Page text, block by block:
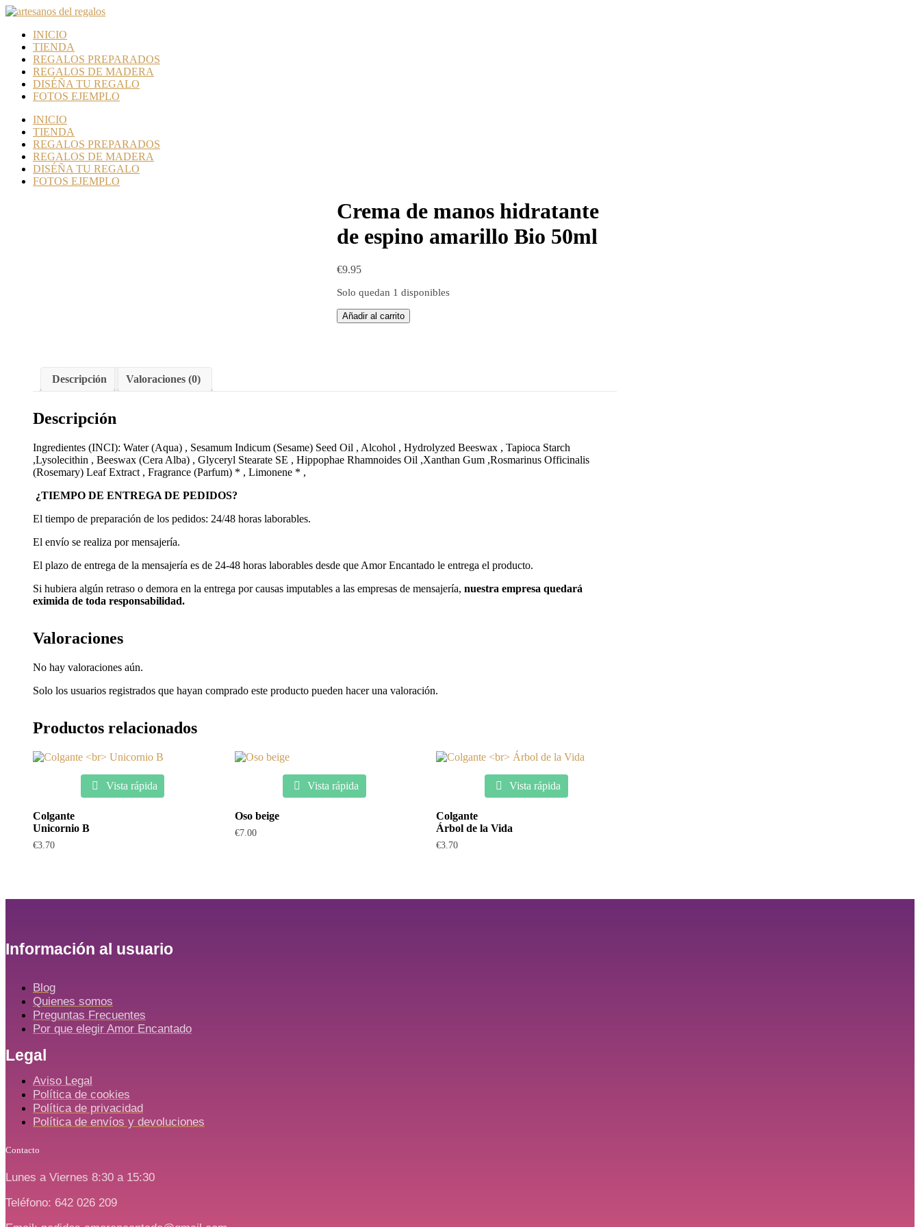
INICIO
TIENDA
REGALOS PREPARADOS
REGALOS DE MADERA
DISÉÑA TU REGALO
FOTOS EJEMPLO
INICIO
TIENDA
REGALOS PREPARADOS
REGALOS DE MADERA
DISÉÑA TU REGALO
FOTOS EJEMPLO
Crema de manos hidratante
de espino amarillo Bio 50ml
€9.95
Solo quedan 1 disponibles
Crema
de
Añadir al carrito
Descripción Valoraciones (0)
Descripción
Ingredientes (INCI): Water (Aqua) , Sesamum Indicum (Sesame) Seed Oil , Alcohol , Hydrolyzed Beeswax , Tapioca Starch
,Lysolecithin , Beeswax (Cera Alba) , Glyceryl Stearate SE , Hippophae Rhamnoides Oil ,Xanthan Gum ,Rosmarinus Officinalis
(Rosemary) Leaf Extract , Fragrance (Parfum) * , Limonene * ,
¿TIEMPO DE ENTREGA DE PEDIDOS?
El tiempo de preparación de los pedidos: 24/48 horas laborables.
El envío se realiza por mensajería.
El plazo de entrega de la mensajería es de 24-48 horas laborables desde que Amor Encantado le entrega el producto.
Si hubiera algún retraso o demora en la entrega por causas imputables a las empresas de mensajería, nuestra empresa quedará
eximida de toda responsabilidad.
Valoraciones
No hay valoraciones aún.
Solo los usuarios registrados que hayan comprado este producto pueden hacer una valoración.
Productos relacionados
Vista rápida
Colgante
Unicornio B
€3.70
Vista rápida
Oso beige
€7.00
Vista rápida
Colgante
Árbol de la Vida
€3.70
Información al usuario
Blog
Quienes somos
Preguntas Frecuentes
Por que elegir Amor Encantado
Legal
Aviso Legal
Política de cookies
Política de privacidad
Política de envíos y devoluciones
Contacto
Lunes a Viernes 8:30 a 15:30
Teléfono: 642 026 209